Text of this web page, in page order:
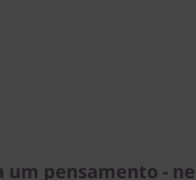
um pensamento -